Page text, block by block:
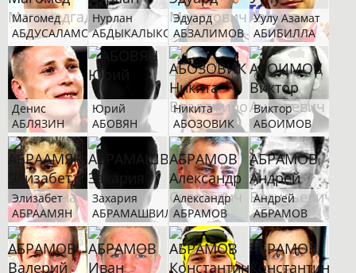
Магомед
АБДУСАЛАМОВ
Нурлан
АБДЫКАЛЫКОВ
Эдуард
АБЗАЛИМОВ
Уулу Азамат
АБИБИЛЛА
Денис
АБЛЯЗИН
Юрий
АБОВЯН
Никита
АБОЗОВИК
Виктор
АБОИМОВ
Элизабет
АБРААМЯН
Захария
АБРАМАШВИЛИ
Александр
АБРАМОВ
Андрей
АБРАМОВ